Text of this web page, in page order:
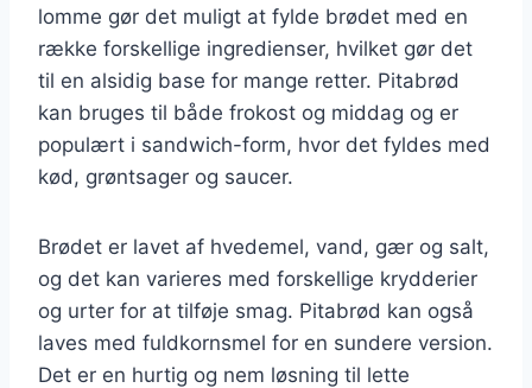
lomme gør det muligt at fylde brødet med en
række forskellige ingredienser, hvilket gør det
til en alsidig base for mange retter. Pitabrød
kan bruges til både frokost og middag og er
populært i sandwich-form, hvor det fyldes med
kød, grøntsager og saucer.
Brødet er lavet af hvedemel, vand, gær og salt,
og det kan varieres med forskellige krydderier
og urter for at tilføje smag. Pitabrød kan også
laves med fuldkornsmel for en sundere version.
Det er en hurtig og nem løsning til lette